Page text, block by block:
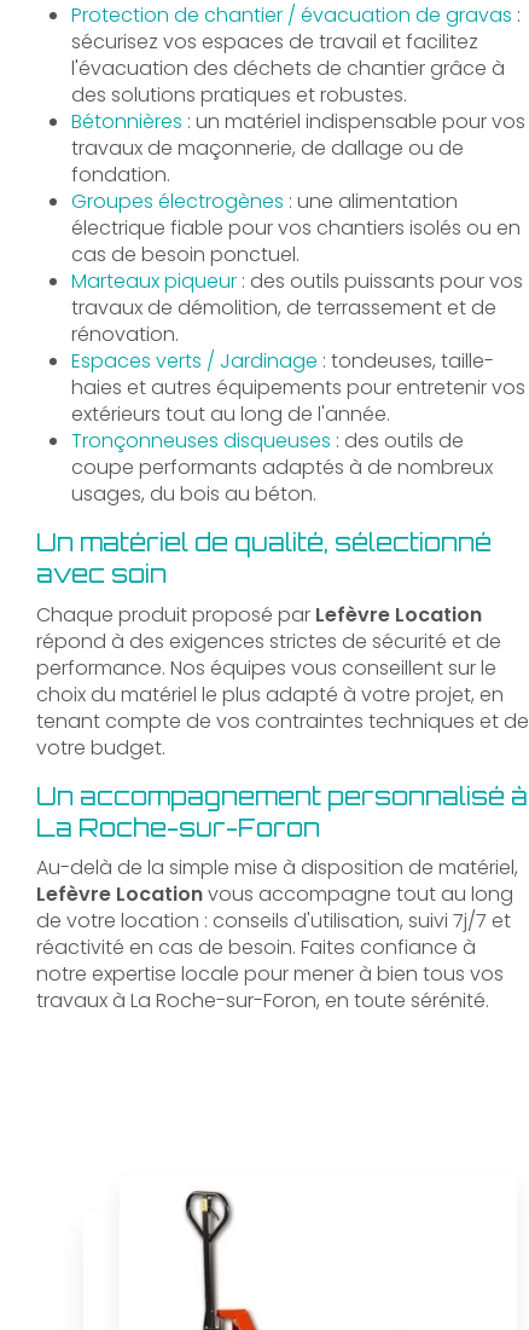
Protection de chantier / évacuation de gravas :
sécurisez vos espaces de travail et facilitez
l'évacuation des déchets de chantier grâce à
des solutions pratiques et robustes.
Bétonnières : un matériel indispensable pour vos
travaux de maçonnerie, de dallage ou de
fondation.
Groupes électrogènes : une alimentation
électrique fiable pour vos chantiers isolés ou en
cas de besoin ponctuel.
Marteaux piqueur: des outils puissants pour vos
travaux de démolition, de terrassement et de
rénovation.
Espaces verts / Jardinage : tondeuses, taille-
haies et autres équipements pour entretenir vos
extérieurs tout au long de l'année.
Tronçonneuses disqueuses : des outils de
coupe performants adaptés à de nombreux
usages, du bois au béton.
Un matériel de qualité, sélectionné
avec soin
Chaque produit proposé par Lefèvre Location
répond à des exigences strictes de sécurité et de
performance. Nos équipes vous conseillent sur le
choix du matériel le plus adapté à votre projet, en
tenant compte de vos contraintes techniques et de
votre budget.
Un accompagnement personnalisé à
La Roche-sur-Foron
Au-delà de la simple mise à disposition de matériel,
Lefèvre Locationvous accompagne tout au long
de votre location : conseils d'utilisation, suivi 7j/7 et
réactivité en cas de besoin. Faites confiance à
notre expertise locale pour mener à bien tous vos
travaux à La Roche-sur-Foron, en toute sérénité.